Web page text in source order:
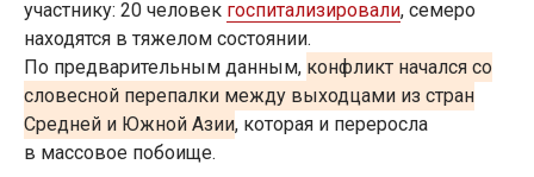
участнику: 20 человек госпитализировали, семеро
находятся в тяжелом состоянии.
По предварительным данным, конфликт начался со
словесной перепалки между выходцами из стран
Средней и Южной Азии, которая и переросла
в массовое побоище.